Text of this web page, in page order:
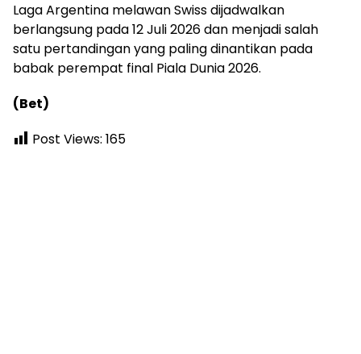
Laga Argentina melawan Swiss dijadwalkan
berlangsung pada 12 Juli 2026 dan menjadi salah
satu pertandingan yang paling dinantikan pada
babak perempat final Piala Dunia 2026.
(Bet)
Post Views: 165